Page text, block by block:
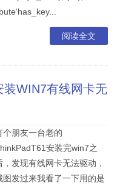
阅读全文
装WIN7有线网卡无
个朋友一台老的
安装完win7之
，发现有线网卡无法驱动，
图发过来我看了一下用的是